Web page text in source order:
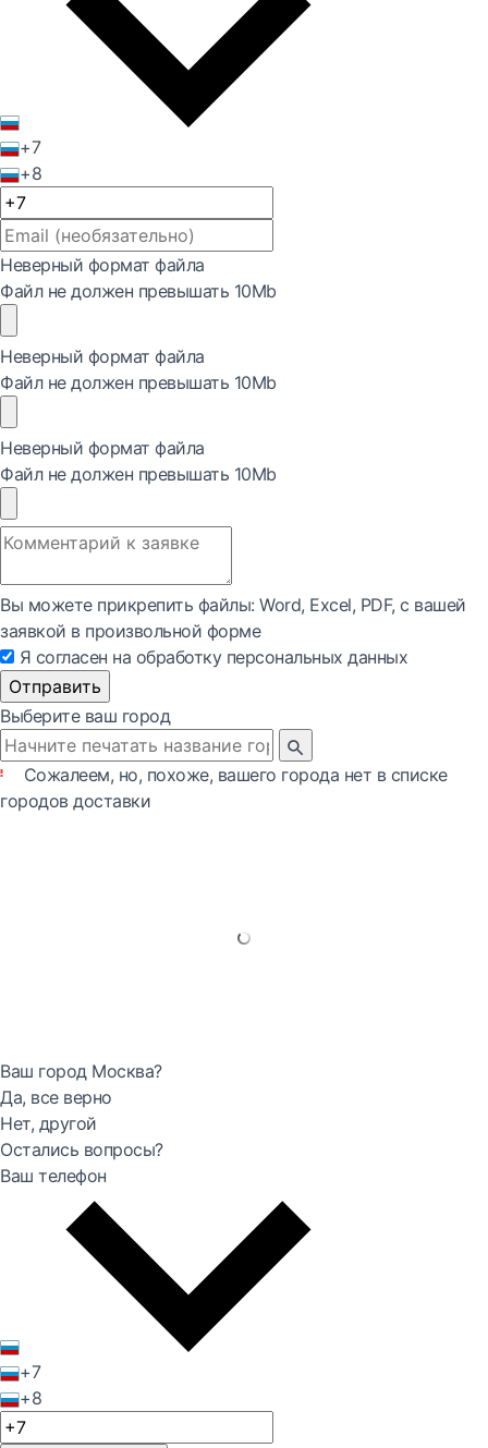
+7
+8
Неверный формат файла
Файл не должен превышать 10Mb
Неверный формат файла
Файл не должен превышать 10Mb
Неверный формат файла
Файл не должен превышать 10Mb
Вы можете прикрепить файлы: Word, Exсel, PDF, с вашей
заявкой в произвольной форме
Я согласен на обработку персональных данных
Отправить
Выберите ваш город
Сожалеем, но, похоже, вашего города нет в списке
городов доставки
Ваш город Москва?
Да, все верно
Нет, другой
Остались вопросы?
Ваш телефон
+7
+8